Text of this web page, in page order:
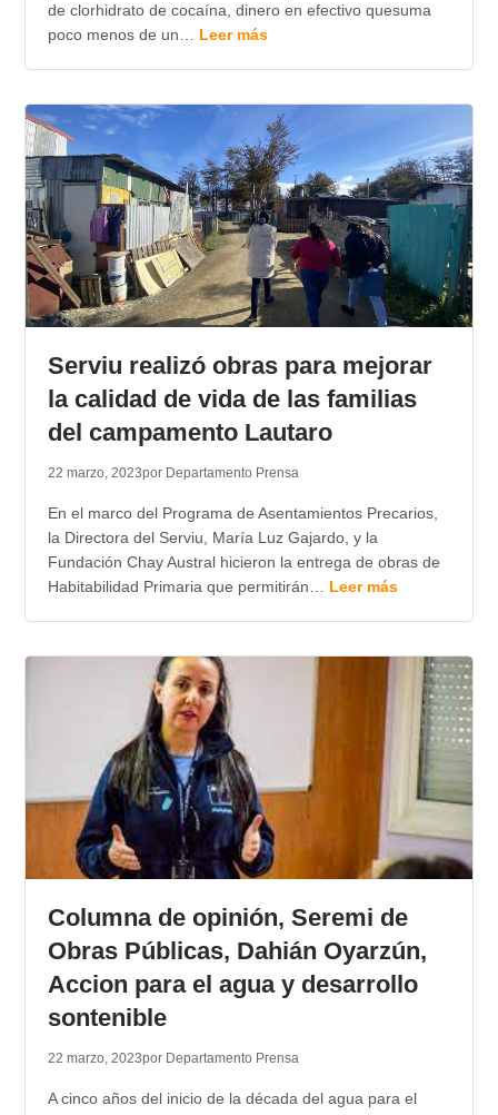
de clorhidrato de cocaína, dinero en efectivo quesuma
poco menos de un… Leer más
Serviu realizó obras para mejorar
la calidad de vida de las familias
del campamento Lautaro
22 marzo, 2023por Departamento Prensa
En el marco del Programa de Asentamientos Precarios,
la Directora del Serviu, María Luz Gajardo, y la
Fundación Chay Austral hicieron la entrega de obras de
Habitabilidad Primaria que permitirán… Leer más
Columna de opinión, Seremi de
Obras Públicas, Dahián Oyarzún,
Accion para el agua y desarrollo
sontenible
22 marzo, 2023por Departamento Prensa
A cinco años del inicio de la década del agua para el